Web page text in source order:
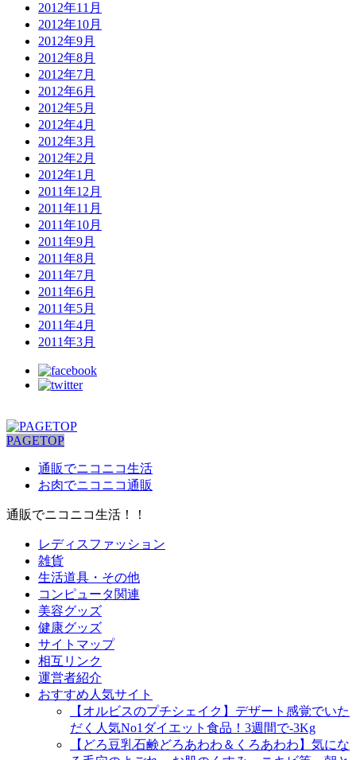
2012年11月
2012年10月
2012年9月
2012年8月
2012年7月
2012年6月
2012年5月
2012年4月
2012年3月
2012年2月
2012年1月
2011年12月
2011年11月
2011年10月
2011年9月
2011年8月
2011年7月
2011年6月
2011年5月
2011年4月
2011年3月
PAGETOP
通販でニコニコ生活
お肉でニコニコ通販
通販でニコニコ生活！！
レディスファッション
雑貨
生活道具・その他
コンピュータ関連
美容グッズ
健康グッズ
サイトマップ
相互リンク
運営者紹介
おすすめ人気サイト
【オルビスのプチシェイク】デザート感覚でいた
だく人気No1ダイエット食品！3週間で-3Kg
【どろ豆乳石鹸どろあわわ＆くろあわわ】気にな